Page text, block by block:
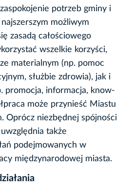
potrzeb gminy i
możliwym
zasadą całościowego
wszelkie korzyści,
materialnym (np. pomoc
służbie zdrowia), jak i
promocja, informacja, know-
może przynieść Miastu
Oprócz niezbędnej spójności
także
podejmowanych w
międzynarodowej miasta.